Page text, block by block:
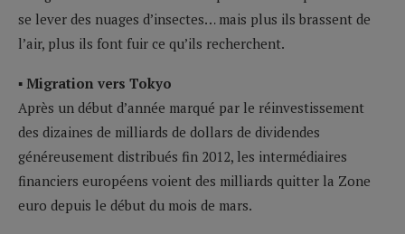
se lever des nuages d’insectes… mais plus ils brassent de
l’air, plus ils font fuir ce qu’ils recherchent.
▪ Migration vers Tokyo
Après un début d’année marqué par le réinvestissement
des dizaines de milliards de dollars de dividendes
généreusement distribués fin 2012, les intermédiaires
financiers européens voient des milliards quitter la Zone
euro depuis le début du mois de mars.